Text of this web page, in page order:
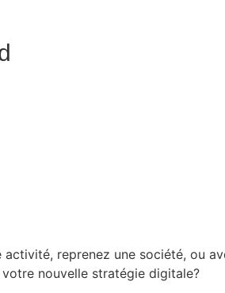
activité, reprenez une société, ou
nouvelle stratégie digitale?